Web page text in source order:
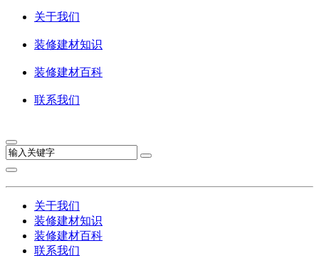
关于我们
装修建材知识
装修建材百科
联系我们
关于我们
装修建材知识
装修建材百科
联系我们